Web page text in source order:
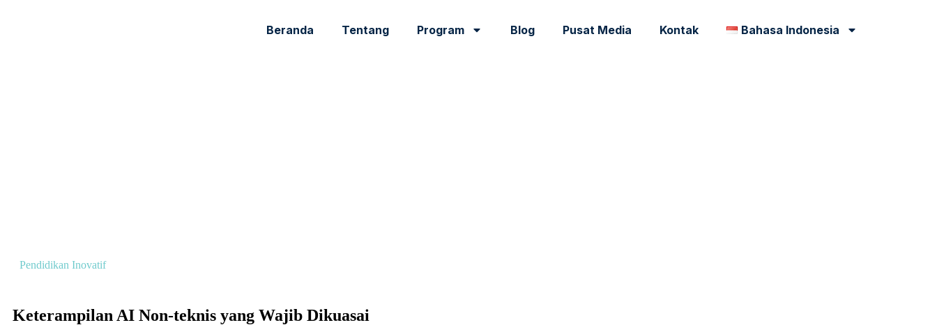
Beranda Tentang Program Blog Pusat Media Kontak Bahasa Indonesia
⁠Pendidikan Inovatif
Keterampilan AI Non-teknis yang Wajib Dikuasai